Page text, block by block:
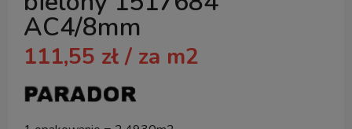
AC4/8mm
111,55 zł / za m2